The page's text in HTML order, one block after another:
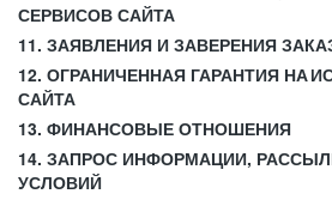
СЕРВИСОВ САЙТА
11. ЗАЯВЛЕНИЯ И ЗАВЕРЕНИЯ
12. ОГРАНИЧЕННАЯ ГАРАНТИЯ НА
САЙТА
13. ФИНАНСОВЫЕ ОТНОШЕНИЯ
14. ЗАПРОС ИНФОРМАЦИИ,
УСЛОВИЙ